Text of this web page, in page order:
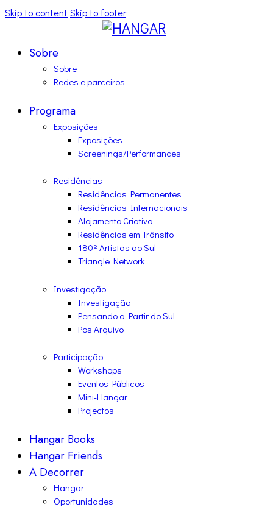
Skip to content Skip to footer
Sobre
Sobre
Redes e parceiros
Programa
Exposições
Exposições
Screenings/Performances
Residências
Residências Permanentes
Residências Internacionais
Alojamento Criativo
Residências em Trânsito
180º Artistas ao Sul
Triangle Network
Investigação
Investigação
Pensando a Partir do Sul
Pos Arquivo
Participação
Workshops
Eventos Públicos
Mini-Hangar
Projectos
Hangar Books
Hangar Friends
A Decorrer
Hangar
Oportunidades